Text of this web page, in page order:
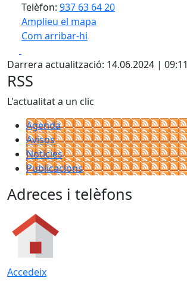
Telèfon: 937 63 64 20
Amplieu el mapa
Com arribar-hi
+
−
Darrera actualització: 14.06.2024 | 09:11
RSS
L'actualitat a un clic
Agenda
Avisos
Notícies
Publicacions
Adreces i telèfons
Accedeix